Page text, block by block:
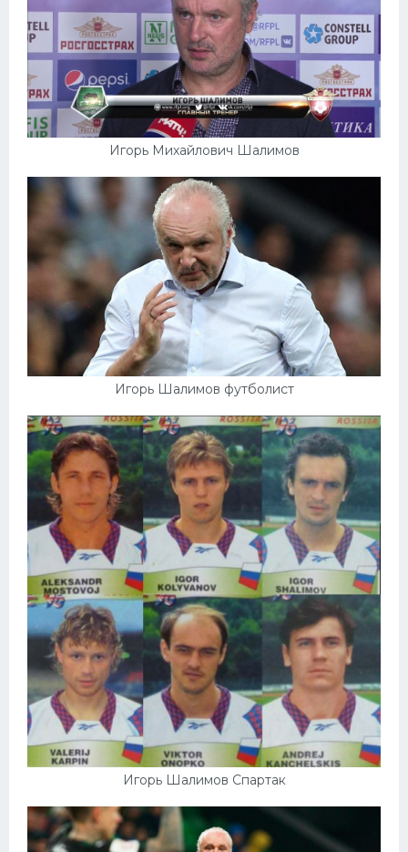
Игорь Михайлович Шалимов
Игорь Шалимов футболист
Игорь Шалимов Спартак